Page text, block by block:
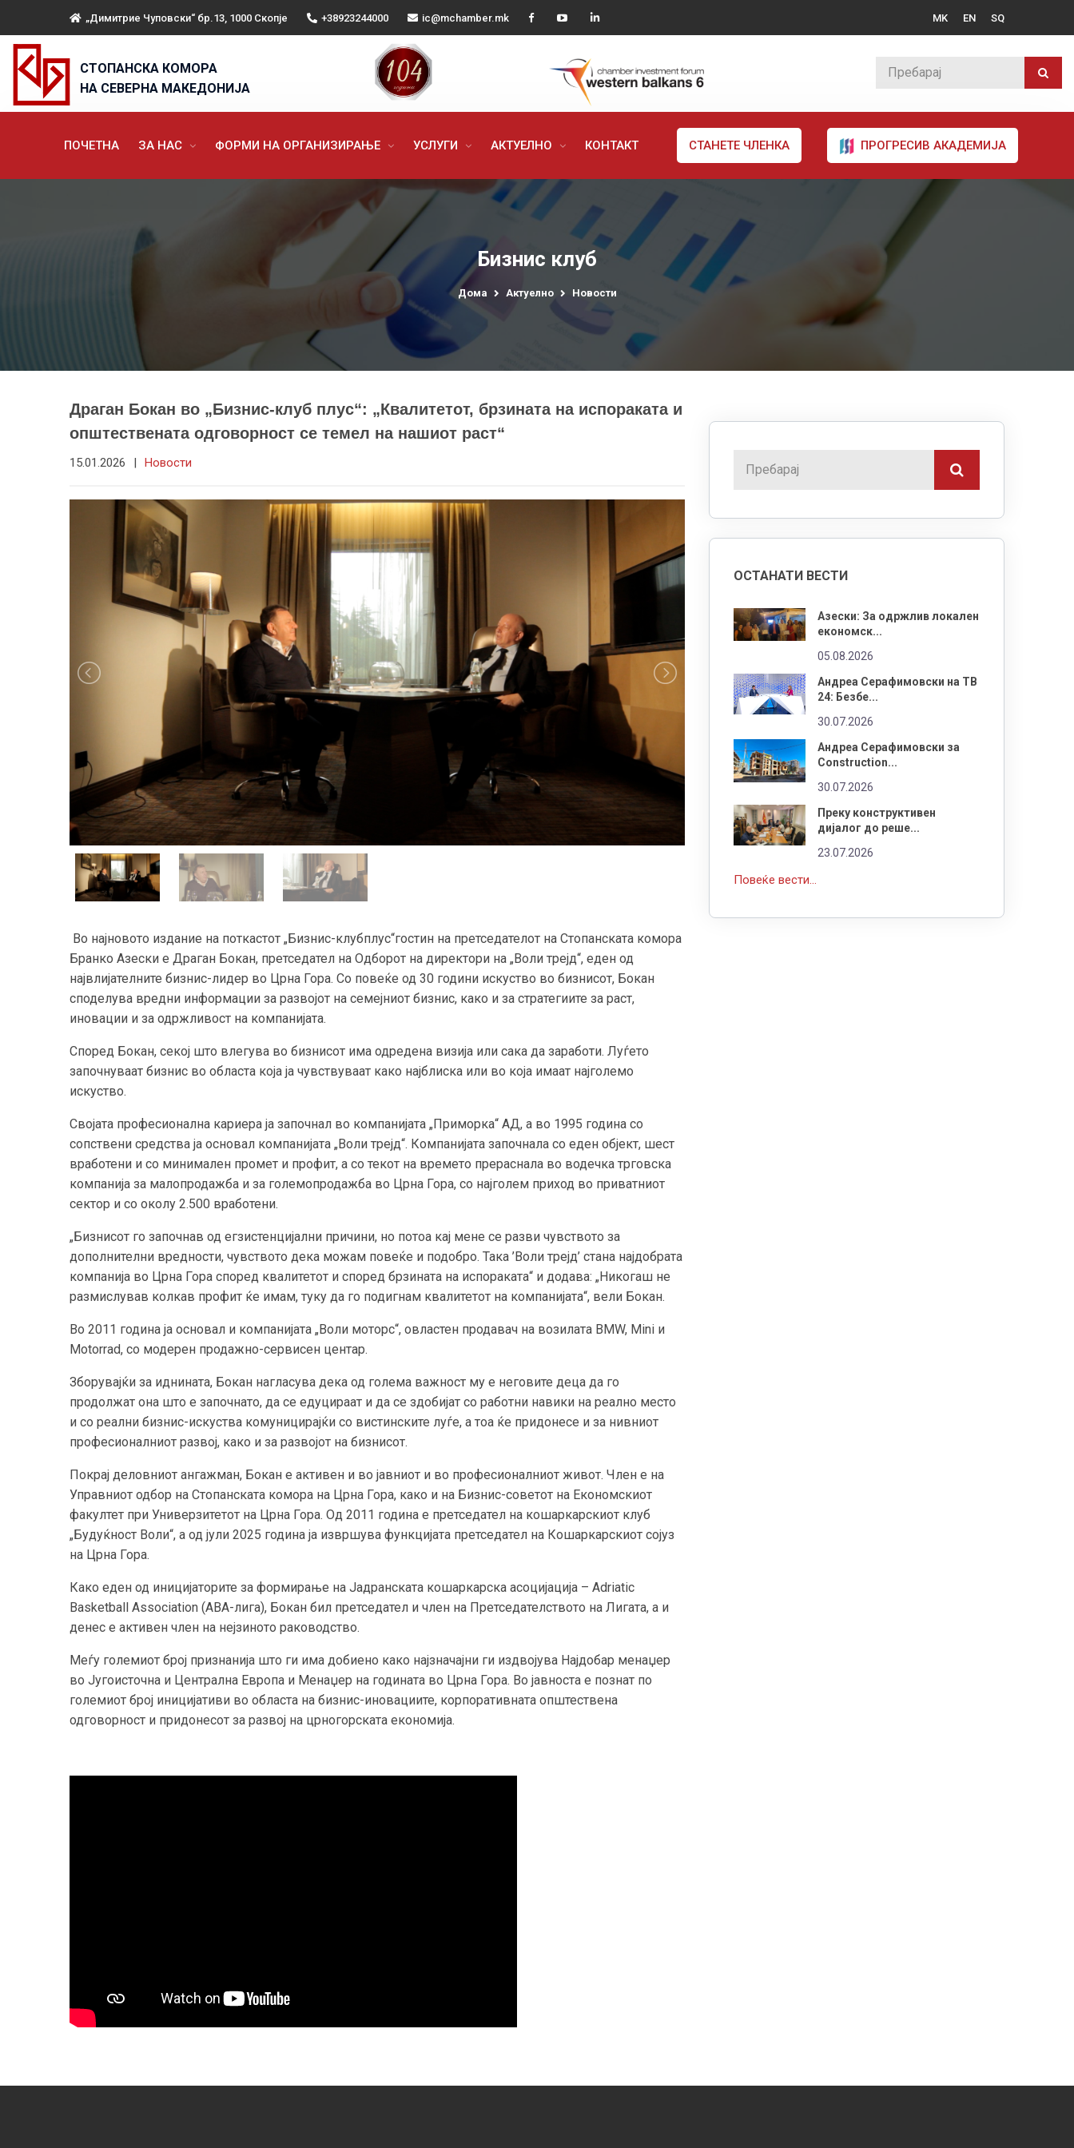
„Димитрие Чуповски“ бр.13, 1000 Скопје +38923244000 ic@mchamber.mk MK EN SQ
СТОПАНСКА КОМОРА
НА СЕВЕРНА МАКЕДОНИЈА
ПОЧЕТНА ЗА НАС ФОРМИ НА ОРГАНИЗИРАЊЕ УСЛУГИ АКТУЕЛНО КОНТАКТ СТАНЕТЕ ЧЛЕНКА ПРОГРЕСИВ АКАДЕМИЈА
Бизнис клуб
Дома Актуелно Новости
Драган Бокан во „Бизнис-клуб плус“: „Квалитетот, брзината на испораката и
општествената одговорност се темел на нашиот раст“
15.01.2026 | Новости
Во најновото издание на поткастот „Бизнис-клубплус“гостин на претседателот на Стопанската комора
Бранко Азески е Драган Бокан, претседател на Одборот на директори на „Воли трејд“, еден од
највлијателните бизнис-лидер во Црна Гора. Со повеќе од 30 години искуство во бизнисот, Бокан
споделува вредни информации за развојот на семејниот бизнис, како и за стратегиите за раст,
иновации и за одржливост на компанијата.
Според Бокан, секој што влегува во бизнисот има одредена визија или сака да заработи. Луѓето
започнуваат бизнис во областа која ја чувствуваат како најблиска или во која имаат најголемо
искуство.
Својата професионална кариера ја започнал во компанијата „Приморка“ АД, а во 1995 година со
сопствени средства ја основал компанијата „Воли трејд“. Компанијата започнала со еден објект, шест
вработени и со минимален промет и профит, а со текот на времето прераснала во водечка трговска
компанија за малопродажба и за големопродажба во Црна Гора, со најголем приход во приватниот
сектор и со околу 2.500 вработени.
„Бизнисот го започнав од егзистенцијални причини, но потоа кај мене се разви чувството за
дополнителни вредности, чувството дека можам повеќе и подобро. Така ’Воли трејд’ стана најдобрата
компанија во Црна Гора според квалитетот и според брзината на испораката“ и додава: „Никогаш не
размислував колкав профит ќе имам, туку да го подигнам квалитетот на компанијата“, вели Бокан.
Во 2011 година ја основал и компанијата „Воли моторс“, овластен продавач на возилата BMW, Mini и
Motorrad, со модерен продажно-сервисен центар.
Зборувајќи за иднината, Бокан нагласува дека од голема важност му е неговите деца да го
продолжат она што е започнато, да се едуцираат и да се здобијат со работни навики на реално место
и со реални бизнис-искуства комуницирајќи со вистинските луѓе, а тоа ќе придонесе и за нивниот
професионалниот развој, како и за развојот на бизнисот.
Покрај деловниот ангажман, Бокан е активен и во јавниот и во професионалниот живот. Член е на
Управниот одбор на Стопанската комора на Црна Гора, како и на Бизнис-советот на Економскиот
факултет при Универзитетот на Црна Гора. Од 2011 година е претседател на кошаркарскиот клуб
„Будуќност Воли“, а од јули 2025 година ја извршува функцијата претседател на Кошаркарскиот сојуз
на Црна Гора.
Како еден од иницијаторите за формирање на Јадранската кошаркарска асоцијација – Adriatic
Basketball Association (ABA-лига), Бокан бил претседател и член на Претседателството на Лигата, а и
денес е активен член на нејзиното раководство.
Меѓу големиот број признанија што ги има добиено како најзначајни ги издвојува Најдобар менаџер
во Југоисточна и Централна Европа и Менаџер на годината во Црна Гора. Во јавноста е познат по
големиот број иницијативи во областа на бизнис-иновациите, корпоративната општествена
одговорност и придонесот за развој на црногорската економија.
ОСТАНАТИ ВЕСТИ
Азески: За одржлив локален
економск...
05.08.2026
Андреа Серафимовски на ТВ
24: Безбе...
30.07.2026
Андреа Серафимовски за
Construction...
30.07.2026
Преку конструктивен
дијалог до реше...
23.07.2026
Повеќе вести...